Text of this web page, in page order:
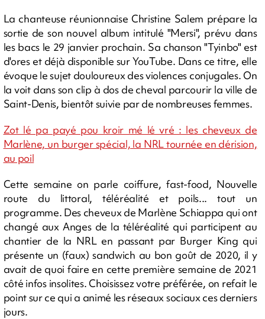
La chanteuse réunionnaise Christine Salem prépare la
sortie de son nouvel album intitulé "Mersi", prévu dans
les bacs le 29 janvier prochain. Sa chanson "Tyinbo" est
d'ores et déjà disponible sur YouTube. Dans ce titre, elle
évoque le sujet douloureux des violences conjugales. On
la voit dans son clip à dos de cheval parcourir la ville de
Saint-Denis, bientôt suivie par de nombreuses femmes.
Zot lé pa payé pou kroir mé lé vré : les cheveux de
Marlène, un burger spécial, la NRL tournée en dérision,
au poil
Cette semaine on parle coiffure, fast-food, Nouvelle
route du littoral, téléréalité et poils... tout un
programme. Des cheveux de Marlène Schiappa qui ont
changé aux Anges de la téléréalité qui participent au
chantier de la NRL en passant par Burger King qui
présente un (faux) sandwich au bon goût de 2020, il y
avait de quoi faire en cette première semaine de 2021
côté infos insolites. Choisissez votre préférée, on refait le
point sur ce qui a animé les réseaux sociaux ces derniers
jours.